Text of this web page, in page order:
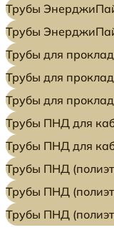
Трубы
Трубы
Трубы для
Трубы для
Трубы для
Трубы ПНД для
Трубы ПНД для
Трубы ПНД
Трубы ПНД
Трубы ПНД